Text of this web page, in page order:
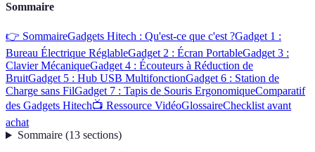
Sommaire
👉 SommaireGadgets Hitech : Qu'est-ce que c'est ?Gadget 1 :
Bureau Électrique RéglableGadget 2 : Écran PortableGadget 3 :
Clavier MécaniqueGadget 4 : Écouteurs à Réduction de
BruitGadget 5 : Hub USB MultifonctionGadget 6 : Station de
Charge sans FilGadget 7 : Tapis de Souris ErgonomiqueComparatif
des Gadgets Hitech📺 Ressource VidéoGlossaireChecklist avant
achat
Sommaire(13 sections)